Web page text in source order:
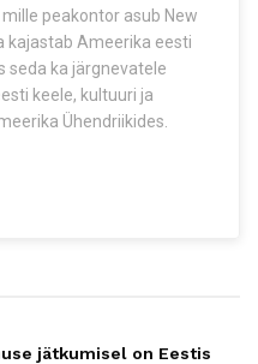
peakontor asub New
kajastab Ameerika eesti
seda ka järgnevatele
keele, kultuuri ja
Ühendriikides.
jätkumisel on Eestis